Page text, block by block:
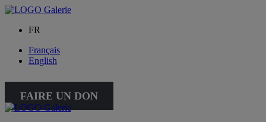
FR
Français
English
FAIRE UN DON